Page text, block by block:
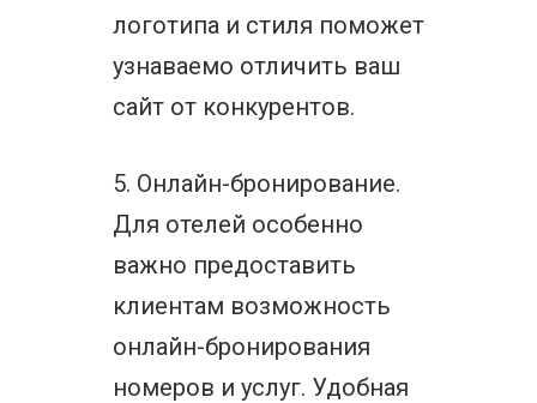
логотипа и стиля поможет
узнаваемо отличить ваш
сайт от конкурентов.
5. Онлайн-бронирование.
Для отелей особенно
важно предоставить
клиентам возможность
онлайн-бронирования
номеров и услуг. Удобная